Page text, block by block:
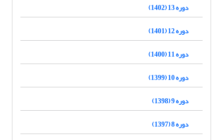
دوره 13 (1402)
دوره 12 (1401)
دوره 11 (1400)
دوره 10 (1399)
دوره 9 (1398)
دوره 8 (1397)